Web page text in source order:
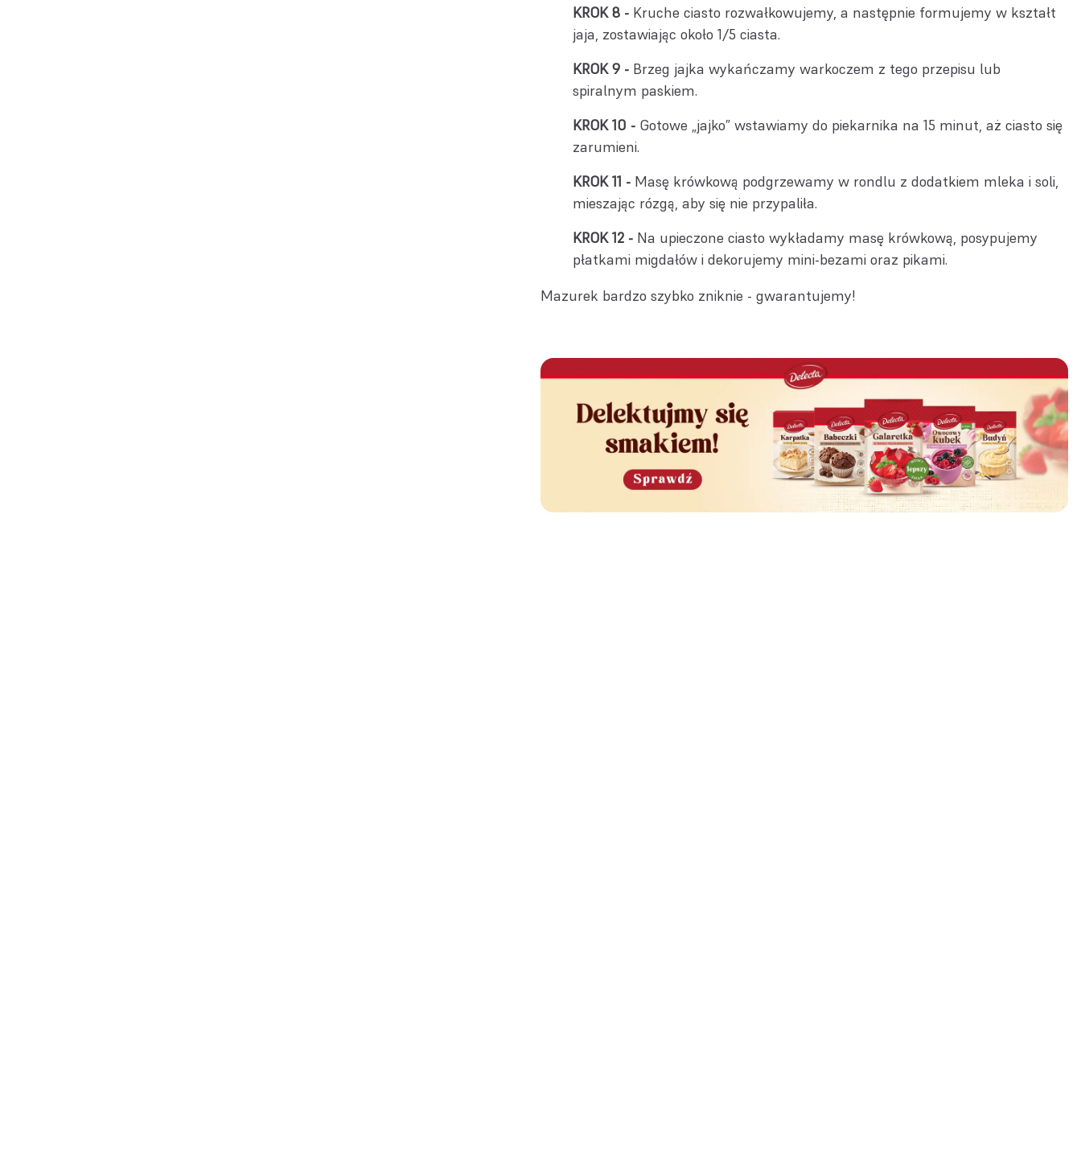
Kruche ciasto rozwałkowujemy, a następnie formujemy w kształt
jaja, zostawiając około 1/5 ciasta.
Brzeg jajka wykańczamy warkoczem z tego przepisu lub
spiralnym paskiem.
Gotowe „jajko” wstawiamy do piekarnika na 15 minut, aż ciasto się
zarumieni.
Masę krówkową podgrzewamy w rondlu z dodatkiem mleka i soli,
mieszając rózgą, aby się nie przypaliła.
Na upieczone ciasto wykładamy masę krówkową, posypujemy
płatkami migdałów i dekorujemy mini-bezami oraz pikami.
Mazurek bardzo szybko zniknie - gwarantujemy!